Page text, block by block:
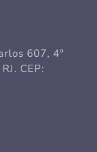
607, 4º
CEP: